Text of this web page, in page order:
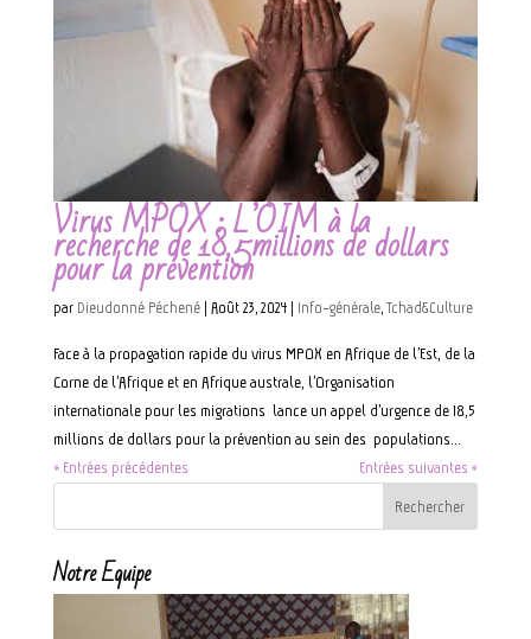
Virus MPOX : L’OIM à la
recherche de 18,5millions de dollars
pour la prévention
par Dieudonné Péchené| Août 23, 2024| Info-générale, Tchad&Culture
Face à la propagation rapide du virus MPOX en Afrique de l’Est, de la
Corne de l’Afrique et en Afrique australe, l’Organisation
internationale pour les migrations lance un appel d’urgence de 18,5
millions de dollars pour la prévention au sein des populations...
« Entrées précédentes
Entrées suivantes »
Notre Equipe